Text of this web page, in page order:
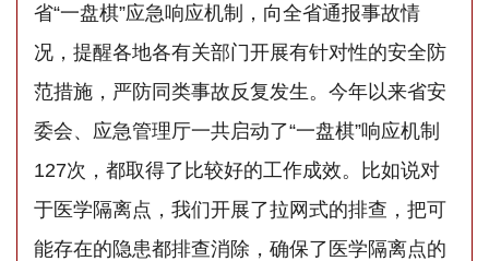
省“一盘棋”应急响应机制，向全省通报事故情
况，提醒各地各有关部门开展有针对性的安全防
范措施，严防同类事故反复发生。今年以来省安
委会、应急管理厅一共启动了“一盘棋”响应机制
127次，都取得了比较好的工作成效。比如说对
于医学隔离点，我们开展了拉网式的排查，把可
能存在的隐患都排查消除，确保了医学隔离点的